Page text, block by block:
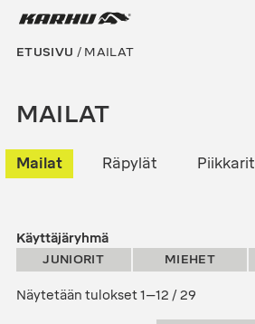
Suoraan
Karhu Pesis
ETUSIVU / MAILAT
MAILAT
Mailat Räpylät Piikkarit
JUNIORIT MIEHET
Näytetään tulokset 1–12 / 29Sorted